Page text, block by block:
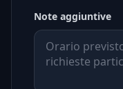
Note aggiuntive